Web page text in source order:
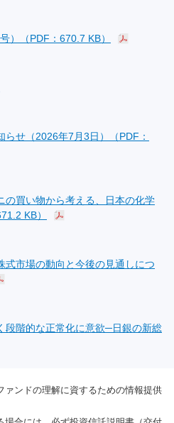
）（PDF：670.7 KB）
せ（2026年7月3日）（PDF：
の買い物から考える、日本の化学
KB）
式市場の動向と今後の見通しにつ
段階的な正常化に意欲─日銀の新総
ァンドの理解に資するための情報提供